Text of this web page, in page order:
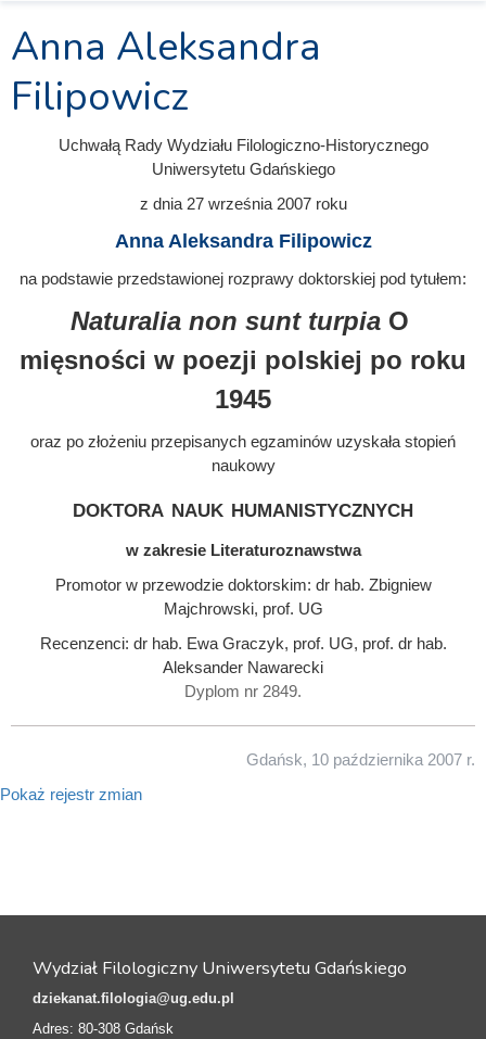
Anna Aleksandra
Filipowicz
Uchwałą Rady Wydziału Filologiczno-Historycznego
Uniwersytetu Gdańskiego
z dnia 27 września 2007roku
Anna Aleksandra Filipowicz
na podstawie przedstawionej rozprawy doktorskiej pod tytułem:
Naturalia non sunt turpiaO
mięsności w poezji polskiej po roku
1945
oraz po złożeniu przepisanych egzaminów uzyskała stopień
naukowy
doktora nauk humanistycznych
w zakresie Literaturoznawstwa
Promotor w przewodzie doktorskim: dr hab. Zbigniew
Majchrowski, prof. UG
Recenzenci: dr hab. Ewa Graczyk, prof. UG, prof. dr hab.
Aleksander Nawarecki
Dyplom nr 2849.
Gdańsk, 10 października 2007 r.
Pokaż rejestr zmian
Wydział Filologiczny Uniwersytetu Gdańskiego
dziekanat.filologia@ug.edu.pl
Adres: 80-308 Gdańsk